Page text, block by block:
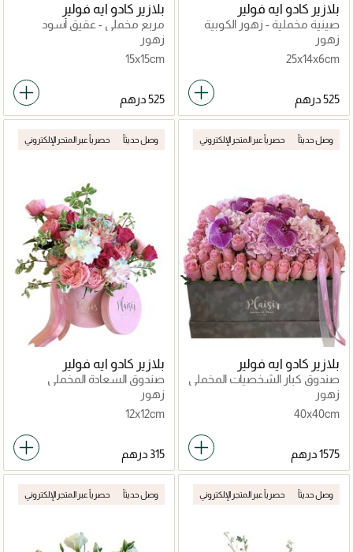
بلازير كادو ايه فولير
صينية مخملية - زهور الكوبية
والأوركيد
زهور
25x14x6cm
بلازير كادو ايه فولير
مربع مخملي - عقيق أسود
زهور
15x15cm
وصل حديثاً حصرياً عبر المتجر الإلكتروني
بلازير كادو ايه فولير
صندوق كبار الشخصيات المخملي
- الحديقة الوردية
زهور
40x40cm
وصل حديثاً حصرياً عبر المتجر الإلكتروني
بلازير كادو ايه فولير
صندوق السعادة المخملي
الأسطواني الصغير
زهور
12x12cm
وصل حديثاً حصرياً عبر المتجر الإلكتروني وصل حديثاً حصرياً عبر المتجر الإلكتروني